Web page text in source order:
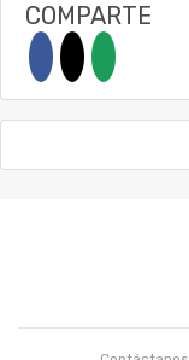
COMPARTE